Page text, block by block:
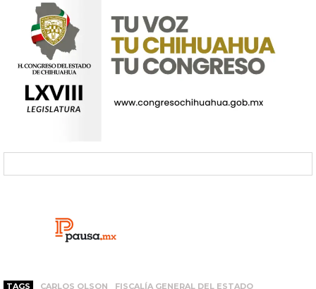
TAGS CARLOS OLSON FISCALÍA GENERAL DEL ESTADO